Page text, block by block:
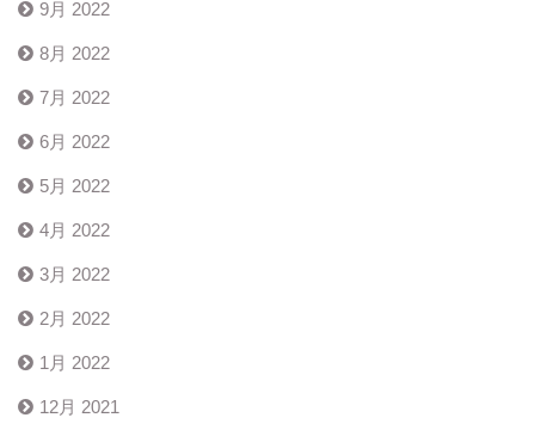
9月 2022
8月 2022
7月 2022
6月 2022
5月 2022
4月 2022
3月 2022
2月 2022
1月 2022
12月 2021